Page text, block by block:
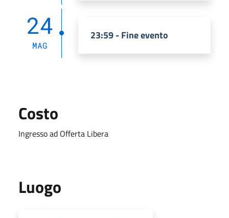
24
MAG
23:59 - Fine evento
Costo
Ingresso ad Offerta Libera
Luogo